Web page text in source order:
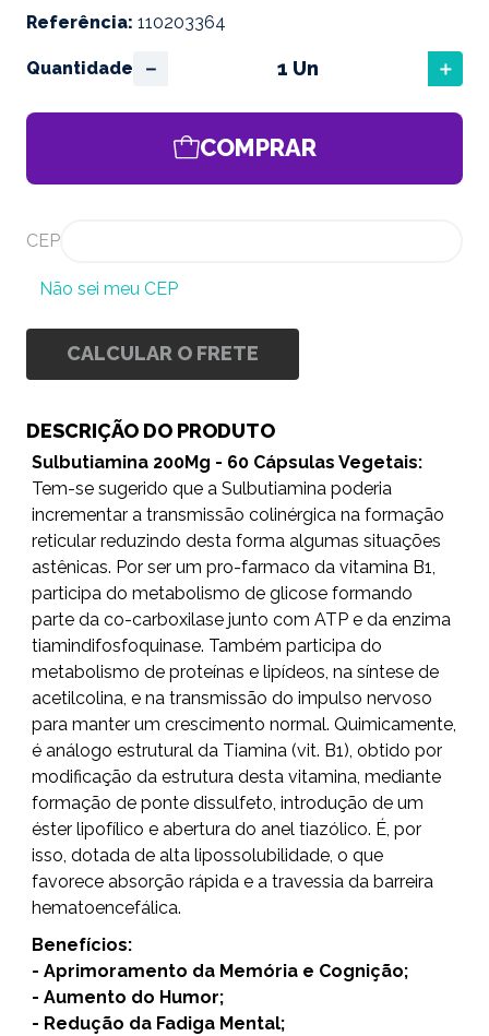
Referência: 110203364
Quantidade ＋
－
COMPRAR
CEP
Não sei meu CEP
CALCULAR O FRETE
DESCRIÇÃO DO PRODUTO
Sulbutiamina 200Mg - 60 Cápsulas Vegetais:
Tem-se sugerido que a Sulbutiamina poderia
incrementar a transmissão colinérgica na formação
reticular reduzindo desta forma algumas situações
astênicas. Por ser um pro-farmaco da vitamina B1,
participa do metabolismo de glicose formando
parte da co-carboxilase junto com ATP e da enzima
tiamindifosfoquinase. Também participa do
metabolismo de proteínas e lipídeos, na síntese de
acetilcolina, e na transmissão do impulso nervoso
para manter um crescimento normal. Quimicamente,
é análogo estrutural da Tiamina (vit. B1), obtido por
modificação da estrutura desta vitamina, mediante
formação de ponte dissulfeto, introdução de um
éster lipofílico e abertura do anel tiazólico. É, por
isso, dotada de alta lipossolubilidade, o que
favorece absorção rápida e a travessia da barreira
hematoencefálica.
Benefícios:
- Aprimoramento da Memória e Cognição;
- Aumento do Humor;
- Redução da Fadiga Mental;